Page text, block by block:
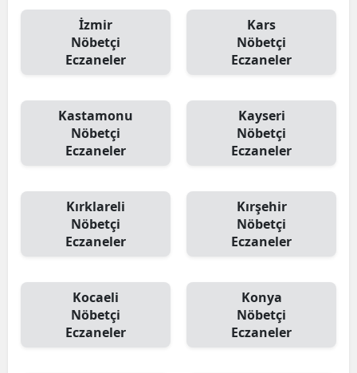
İzmir
Nöbetçi
Eczaneler
Kars
Nöbetçi
Eczaneler
Kastamonu
Nöbetçi
Eczaneler
Kayseri
Nöbetçi
Eczaneler
Kırklareli
Nöbetçi
Eczaneler
Kırşehir
Nöbetçi
Eczaneler
Kocaeli
Nöbetçi
Eczaneler
Konya
Nöbetçi
Eczaneler